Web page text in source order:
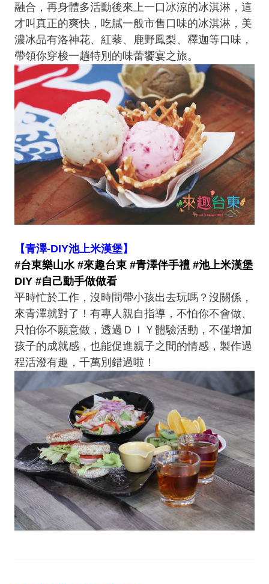
融合，再身體多活動後來上一口冰涼的冰淇淋，這
才叫真正的爽快，吃膩一般市售口味的冰淇淋，美
濃冰品有洛神花、紅藜、鹿野鳳梨、釋迦等口味，
帶領你穿梭一趟特別的味蕾饗宴之旅。
【青澤-DIY池上米漢堡】
#台東樂山水 #來趣台東 #青澤伴手禮 #池上米漢堡
DIY​ #自己動手做做看
平時忙於工作，沒時間帶小孩出去玩嗎？沒關係，
來青澤就對了！有專人親自指導，不怕你不會做、
只怕你不願意做，透過ＤＩＹ體驗活動，不僅增加
孩子的成就感，也能促進親子之間的情感，製作過
程活潑有趣，千萬別錯過啦！